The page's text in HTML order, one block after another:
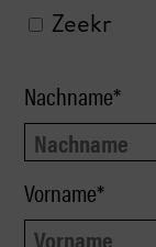
Zeekr
Nachname*
Vorname*